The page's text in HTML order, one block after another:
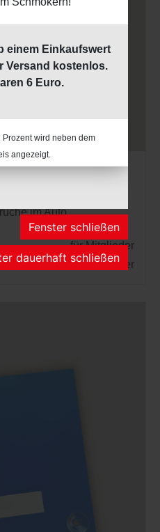
Haustiere
im Auto
für Mitglieder
für Nicht-Mitglieder
Fenster schließen
dauerhaft schließen